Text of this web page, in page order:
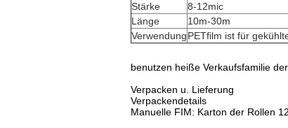
Stärke
8-12mic
Länge
10m-30m
VerwendungPETfilm ist für
benutzen heiße Verkaufsfamilie
Verpacken u. Lieferung
Verpackendetails
Manuelle FIM: Karton der Rollen